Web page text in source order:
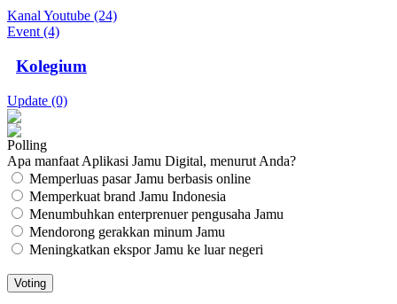
Kanal Youtube (24)
Event (4)
Kolegium
Update (0)
Polling
Apa manfaat Aplikasi Jamu Digital, menurut Anda?
Memperluas pasar Jamu berbasis online
Memperkuat brand Jamu Indonesia
Menumbuhkan enterprenuer pengusaha Jamu
Mendorong gerakkan minum Jamu
Meningkatkan ekspor Jamu ke luar negeri